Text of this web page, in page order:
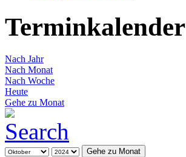
Terminkalender
Nach Jahr
Nach Monat
Nach Woche
Heute
Gehe zu Monat
Gehe zu Monat